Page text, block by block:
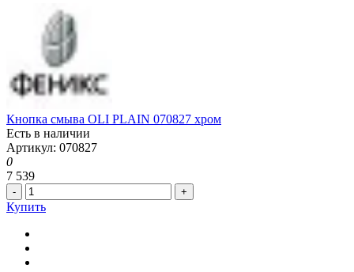
Кнопка смыва OLI PLAIN 070827 хром
Есть в наличии
Артикул: 070827
0
7 539
- +
Купить